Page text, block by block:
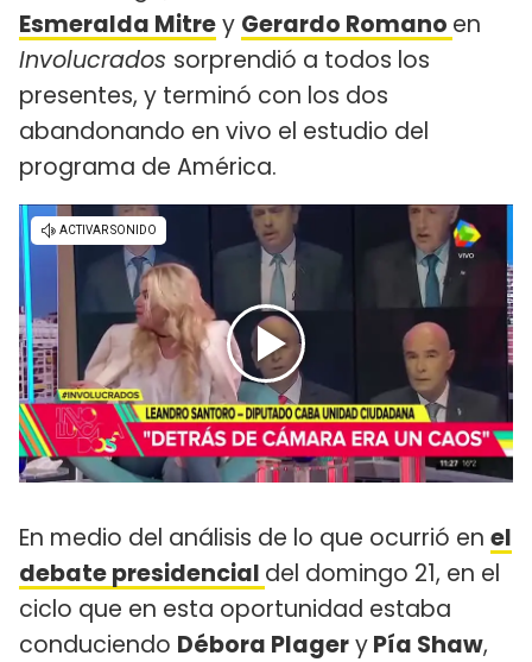
Esmeralda Mitrey Gerardo Romano en
Involucrados sorprendió a todos los
presentes, y terminó con los dos
abandonando en vivo el estudio del
programa de América.
En medio del análisis de lo que ocurrió en el
debate presidencial del domingo 21, en el
ciclo que en esta oportunidad estaba
conduciendo Débora PlageryPía Shaw,